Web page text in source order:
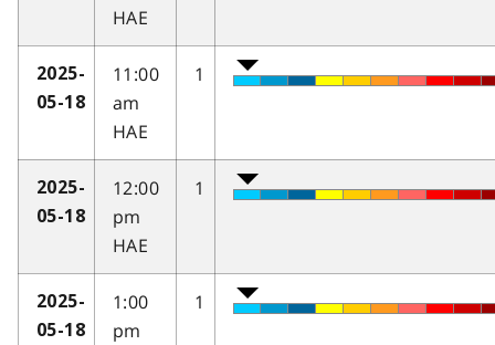
HAE
2025-
05-18
11:00
am
HAE
1
2025-
05-18
12:00
pm
HAE
1
2025-
05-18
1:00
pm
1